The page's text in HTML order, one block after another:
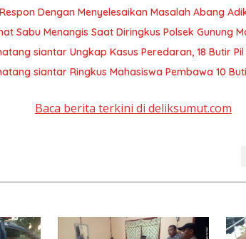
Dengan Menyelesaikan Masalah Abang
Sabu Menangis Saat Diringkus Polsek Gunung
siantar Ungkap Kasus Peredaran, 18 Butir
siantar Ringkus Mahasiswa Pembawa 10
Baca berita terkini di deliksumut.com